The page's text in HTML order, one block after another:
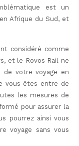
est un
Afrique du Sud, et
considéré comme
et le Rovos Rail ne
de votre voyage en
vous êtes entre de
les mesures de
pour assurer la
pourrez ainsi vous
voyage sans vous